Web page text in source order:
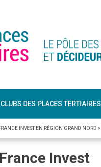
DES PLACES TERTIAIRES
INVEST EN RÉGION GRAND NORD >
Invest